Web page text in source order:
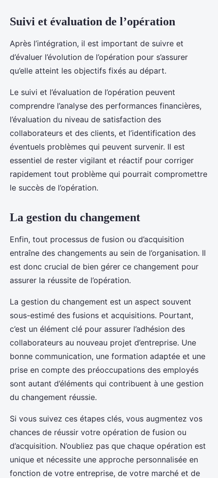
Suivi et évaluation de l’opération
Après l’intégration, il est important de suivre et
d’évaluer l’évolution de l’opération pour s’assurer
qu’elle atteint les objectifs fixés au départ.
Le suivi et l’évaluation de l’opération peuvent
comprendre l’analyse des performances financières,
l’évaluation du niveau de satisfaction des
collaborateurs et des clients, et l’identification des
éventuels problèmes qui peuvent survenir. Il est
essentiel de rester vigilant et réactif pour corriger
rapidement tout problème qui pourrait compromettre
le succès de l’opération.
La gestion du changement
Enfin, tout processus de fusion ou d’acquisition
entraîne des changements au sein de l’organisation. Il
est donc crucial de bien gérer ce changement pour
assurer la réussite de l’opération.
La gestion du changement est un aspect souvent
sous-estimé des fusions et acquisitions. Pourtant,
c’est un élément clé pour assurer l’adhésion des
collaborateurs au nouveau projet d’entreprise. Une
bonne communication, une formation adaptée et une
prise en compte des préoccupations des employés
sont autant d’éléments qui contribuent à une gestion
du changement réussie.
Si vous suivez ces étapes clés, vous augmentez vos
chances de réussir votre opération de fusion ou
d’acquisition. N’oubliez pas que chaque opération est
unique et nécessite une approche personnalisée en
fonction de votre entreprise, de votre marché et de